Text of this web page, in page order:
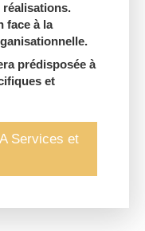
face à la
prédisposée à
et
Services et